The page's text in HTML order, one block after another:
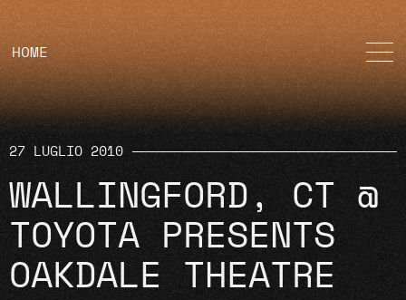
HOME
27 LUGLIO 2010
WALLINGFORD, CT @
TOYOTA PRESENTS
OAKDALE THEATRE